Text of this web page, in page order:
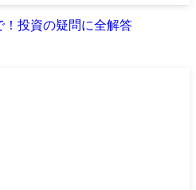
投資の疑問に全解答